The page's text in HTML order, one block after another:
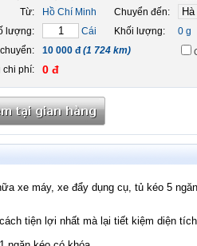
Từ:
Hồ Chí Minh
Chuyển đến:
lượng:
Cái Khối lượng:
0 g
10 000 đ(1 724 km)
chi phí: 0 đ
xe máy, xe đẩy dụng cụ, tủ kéo 5
tiện lợi nhất mà lại tiết kiệm diện